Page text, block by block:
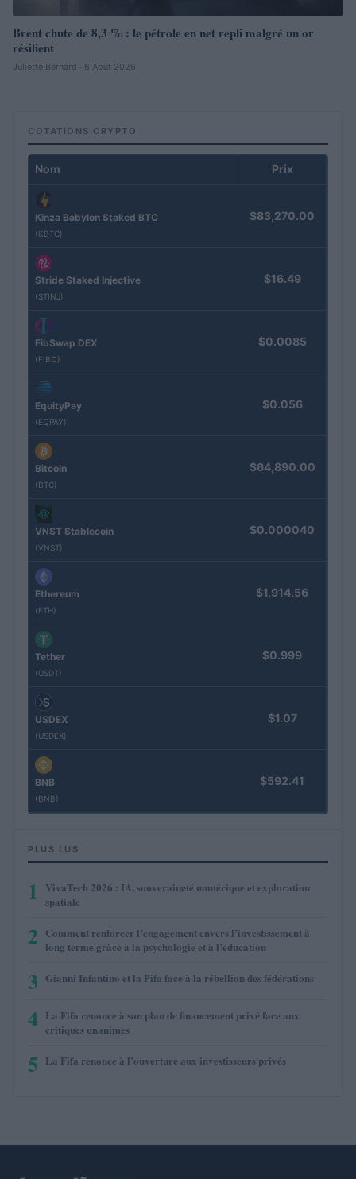
Brent chute de 8,3 % : le pétrole en net repli malgré un or
résilient
Juliette Bernard · 6 Août 2026
COTATIONS CRYPTO
Nom Prix
Kinza Babylon Staked BTC
(KBTC)
$83,270.00
Stride Staked Injective
(STINJ)
$16.49
FibSwap DEX
(FIBO)
$0.0085
EquityPay
(EQPAY)
$0.056
Bitcoin
(BTC)
$64,890.00
VNST Stablecoin
(VNST)
$0.000040
Ethereum
(ETH)
$1,914.56
Tether
(USDT)
$0.999
USDEX
(USDEX)
$1.07
BNB
(BNB)
$592.41
PLUS LUS
1
VivaTech 2026 : IA, souveraineté numérique et exploration
spatiale
2 Comment renforcer l’engagement envers l’investissement à
long terme grâce à la psychologie et à l’éducation
3 Gianni Infantino et la Fifa face à la rébellion des fédérations
4 La Fifa renonce à son plan de financement privé face aux
critiques unanimes
5 La Fifa renonce à l’ouverture aux investisseurs privés